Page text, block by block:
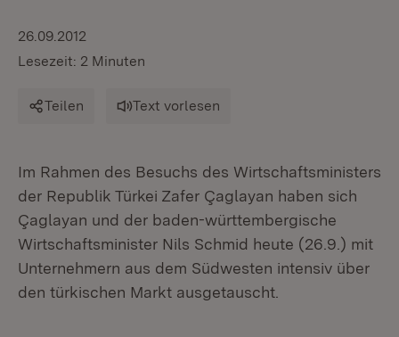
26.09.2012
Lesezeit: 2 Minuten
Teilen Text vorlesen
Im Rahmen des Besuchs des Wirtschaftsministers
der Republik Türkei Zafer Çaglayan haben sich
Çaglayan und der baden-württembergische
Wirtschaftsminister Nils Schmid heute (26.9.) mit
Unternehmern aus dem Südwesten intensiv über
den türkischen Markt ausgetauscht.